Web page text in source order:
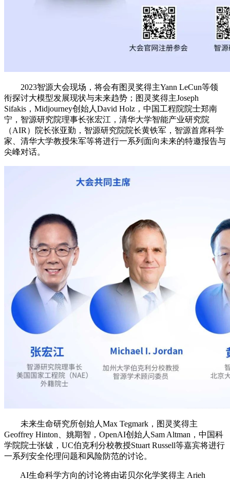
2023智源大会现场，将会有图灵奖得主Yann LeCun等领
衔探讨大模型发展现状与未来趋势；图灵奖得主Joseph
Sifakis，Midjourney创始人David Holz，中国工程院院士郑南
宁，智源研究院理事长张宏江，清华大学智能产业研究院
（AIR）院长张亚勤，智源研究院院长黄铁军，智源首席科学
家、清华大学教授朱军等将进行一系列面向未来的特邀报告与
尖峰对话。
未来生命研究所创始人Max Tegmark，图灵奖得主
Geoffrey Hinton、姚期智，OpenAI创始人Sam Altman，中国科
学院院士张钹，UC伯克利分校教授Stuart Russell等嘉宾将进行
一系列安全伦理问题和风险防范的讨论。
AI生命科学方向的讨论将由诺贝尔化学奖得主 Arieh